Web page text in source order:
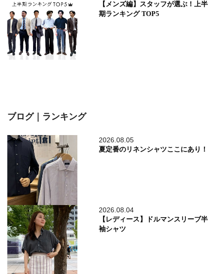
【メンズ編】スタッフが選ぶ！上半
期ランキング TOP5
ブログ｜ランキング
2026.08.05
夏定番のリネンシャツここにあり！
2026.08.04
【レディース】ドルマンスリーブ半
袖シャツ